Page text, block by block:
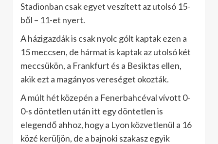
Stadionban csak egyet veszített az utolsó 15-
ből – 11-et nyert.
A házigazdák is csak nyolc gólt kaptak ezen a
15 meccsen, de hármat is kaptak az utolsó két
meccsükön, a Frankfurt és a Besiktas ellen,
akik ezt a magányos vereséget okozták.
A múlt hét közepén a Fenerbahcéval vívott 0-
0-s döntetlen után itt egy döntetlen is
elegendő ahhoz, hogy a Lyon közvetlenül a 16
közé kerüljön, de a bajnoki szakasz egyik